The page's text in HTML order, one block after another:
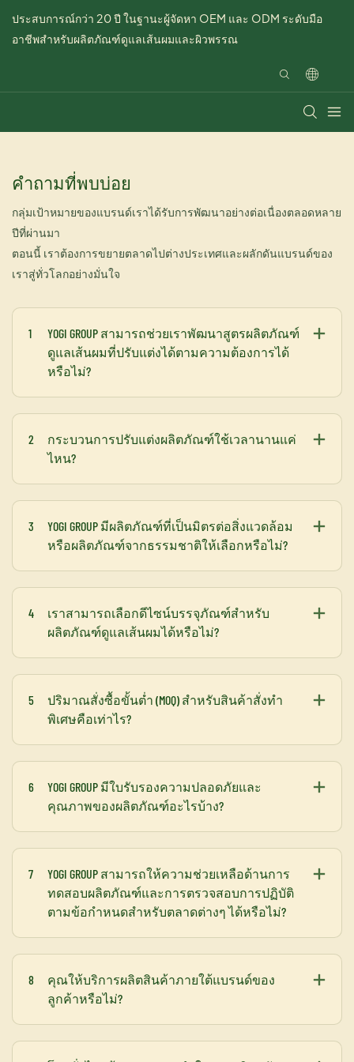
ประสบการณ์กว่า 20 ปี ในฐานะผู้จัดหา OEM และ ODM ระดับมือ
อาชีพสำหรับผลิตภัณฑ์ดูแลเส้นผมและผิวพรรณ
คำถามที่พบบ่อย
กลุ่มเป้าหมายของแบรนด์เราได้รับการพัฒนาอย่างต่อเนื่องตลอดหลาย
ปีที่ผ่านมา
ตอนนี้ เราต้องการขยายตลาดไปต่างประเทศและผลักดันแบรนด์ของ
เราสู่ทั่วโลกอย่างมั่นใจ
1
YOGI GROUP สามารถช่วยเราพัฒนาสูตรผลิตภัณฑ์
ดูแลเส้นผมที่ปรับแต่งได้ตามความต้องการได้
หรือไม่?
2
กระบวนการปรับแต่งผลิตภัณฑ์ใช้เวลานานแค่
ไหน?
3
YOGI GROUP มีผลิตภัณฑ์ที่เป็นมิตรต่อสิ่งแวดล้อม
หรือผลิตภัณฑ์จากธรรมชาติให้เลือกหรือไม่?
4
เราสามารถเลือกดีไซน์บรรจุภัณฑ์สำหรับ
ผลิตภัณฑ์ดูแลเส้นผมได้หรือไม่?
5
ปริมาณสั่งซื้อขั้นต่ำ (MOQ) สำหรับสินค้าสั่งทำ
พิเศษคือเท่าไร?
6
YOGI GROUP มีใบรับรองความปลอดภัยและ
คุณภาพของผลิตภัณฑ์อะไรบ้าง?
7
YOGI GROUP สามารถให้ความช่วยเหลือด้านการ
ทดสอบผลิตภัณฑ์และการตรวจสอบการปฏิบัติ
ตามข้อกำหนดสำหรับตลาดต่างๆ ได้หรือไม่?
8
คุณให้บริการผลิตสินค้าภายใต้แบรนด์ของ
ลูกค้าหรือไม่?